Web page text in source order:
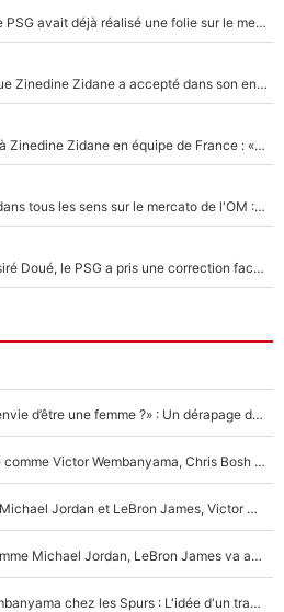
250M€ pour signer une star : Le PSG avait déjà réalisé une folie sur le mercato bien avant Neymar !
Voilà le seul homme politique que Zinedine Zidane a accepté dans son entourage : «Je garde un très bon souvenir de lui»
Franck Ribéry a osé s'attaquer à Zinedine Zidane en équipe de France : «Je n'aurais jamais fait ça»
Medina, Rulli, Paixao... ça part dans tous les sens sur le mercato de l'OM : Frank McCourt va enfin récupérer l'argent qu'il attend ?
Sans Ousmane Dembélé et Désiré Doué, le PSG a pris une correction face à Majorque : Luis Enrique attend avec impatience des renforts !
«LeBron James, as-tu déjà eu envie d’être une femme ?» : Un dérapage de Donald Trump sur la superstar de la NBA refait surface
NBA - Victime d'une thrombose comme Victor Wembanyama, Chris Bosh prévient le Français des risques sur sa santé : «J’ai failli mourir sur le coup et j’ai été ramené à la vie»
De la NBA au cinéma : Comme Michael Jordan et LeBron James, Victor Wembanyama rêve d'une carrière d'acteur !
The Last Dance sur Netflix : Comme Michael Jordan, LeBron James va avoir le droit à sa série !
Stephen Curry avec Victor Wembanyama chez les Spurs : L'idée d'un trade historique est lancée en NBA !